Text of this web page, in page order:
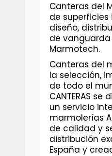
Canteras del
de
diseño,
de vanguarda
Marmotech.
Canteras del
la selección,
de todo el
CANTERAS
un servicio
marmolerías
de calidad y
distribución
España y